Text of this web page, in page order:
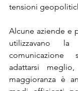
tensioni
Alcune aziende e
utilizzavano
adattarsi
maggioranza è